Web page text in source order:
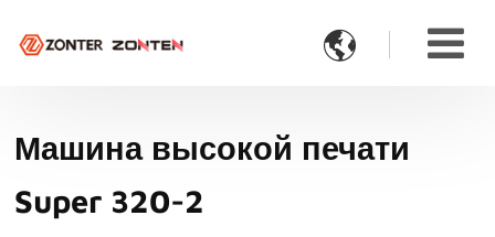

Машина высокой печати
Super 320-2